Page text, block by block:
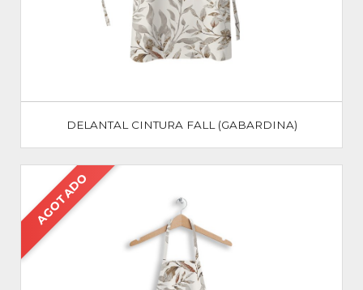
DELANTAL CINTURA FALL (GABARDINA)
AGOTADO